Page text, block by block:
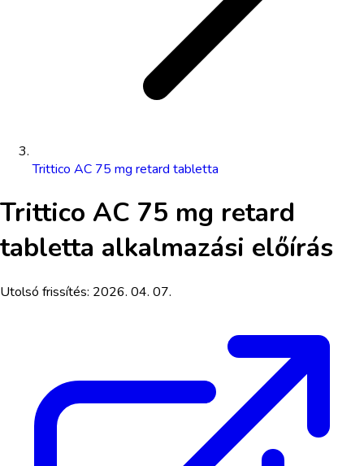
Trittico AC 75 mg retard tabletta
Trittico AC 75 mg retard
tabletta alkalmazási előírás
Utolsó frissítés: 2026. 04. 07.